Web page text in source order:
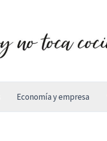
Economía y empresa